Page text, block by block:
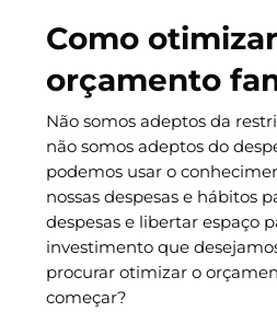
Como
orçamento
Não somos adeptos da
não somos adeptos do
podemos usar o
nossas despesas e hábitos
despesas e libertar espaço
investimento que
procurar otimizar o
começar?